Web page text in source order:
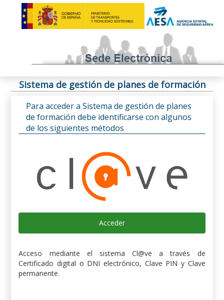
Sistema de gestión de planes de formación
Para acceder a Sistema de gestión de planes
de formación debe identificarse con algunos
de los siguientes métodos
Acceder
Acceso mediante el sistema Cl@ve a través de
Certificado digital o DNI electrónico, Clave PIN y Clave
permanente.